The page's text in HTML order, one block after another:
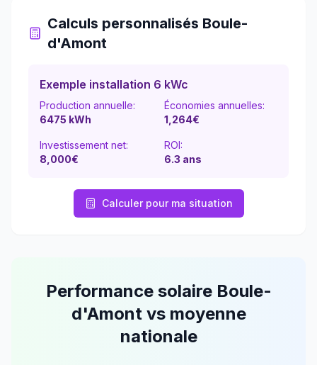
Calculs personnalisés Boule-
d'Amont
Exemple installation 6 kWc
Production annuelle:
6475 kWh
Économies annuelles:
1,264€
Investissement net:
8,000€
ROI:
6.3 ans
Calculer pour ma situation
Performance solaire Boule-
d'Amontvs moyenne
nationale